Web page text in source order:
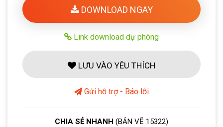
DOWNLOAD NGAY
Link download dự phòng
LƯU VÀO YÊU THÍCH
Gửi hỗ trợ - Báo lỗi
CHIA SẺ NHANH (BẢN VẼ 15322)